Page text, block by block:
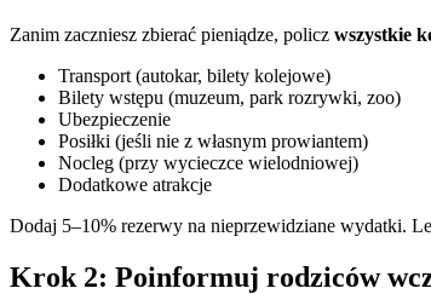
Zanim zaczniesz zbierać pieniądze, policz wszystkie
Transport (autokar, bilety kolejowe)
Bilety wstępu (muzeum, park rozrywki, zoo)
Ubezpieczenie
Posiłki (jeśli nie z własnym prowiantem)
Nocleg (przy wycieczce wielodniowej)
Dodatkowe atrakcje
Dodaj 5–10% rezerwy na nieprzewidziane wydatki.
Krok 2: Poinformuj rodziców